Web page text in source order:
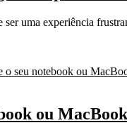
uma experiência
ou